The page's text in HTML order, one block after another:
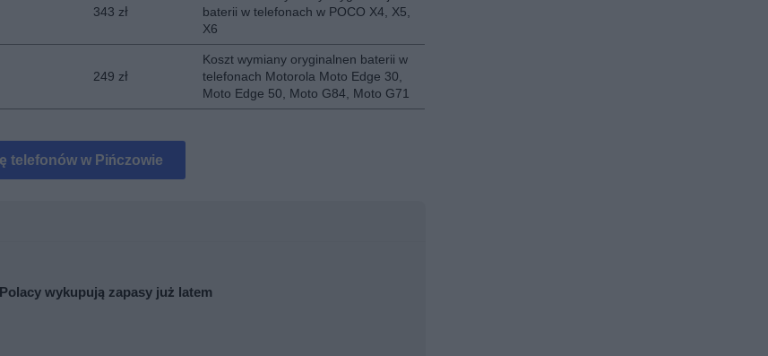
343 zł
baterii w telefonach w POCO X4, X5,
X6
249 zł
Koszt wymiany oryginalnen baterii w
telefonach Motorola Moto Edge 30,
Moto Edge 50, Moto G84, Moto G71
telefonów w Pińczowie
wykupują zapasy już latem